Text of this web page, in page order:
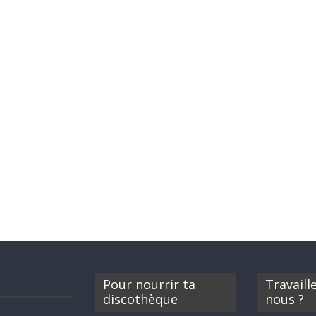
Pour nourrir ta
discothèque
nous ?